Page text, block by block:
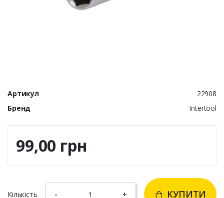
Артикул
22908
Бренд
Intertool
99,00 грн
Кількість - + КУПИТИ